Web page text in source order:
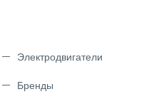
Электродвигатели
Бренды